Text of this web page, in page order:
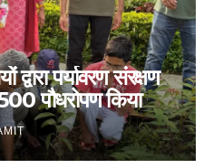
पर्यावरण संरक्षण
पौधरोपण किया